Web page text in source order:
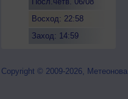
Восход: 22:58
Заход: 14:59
Copyright © 2009-2026, Метеонова